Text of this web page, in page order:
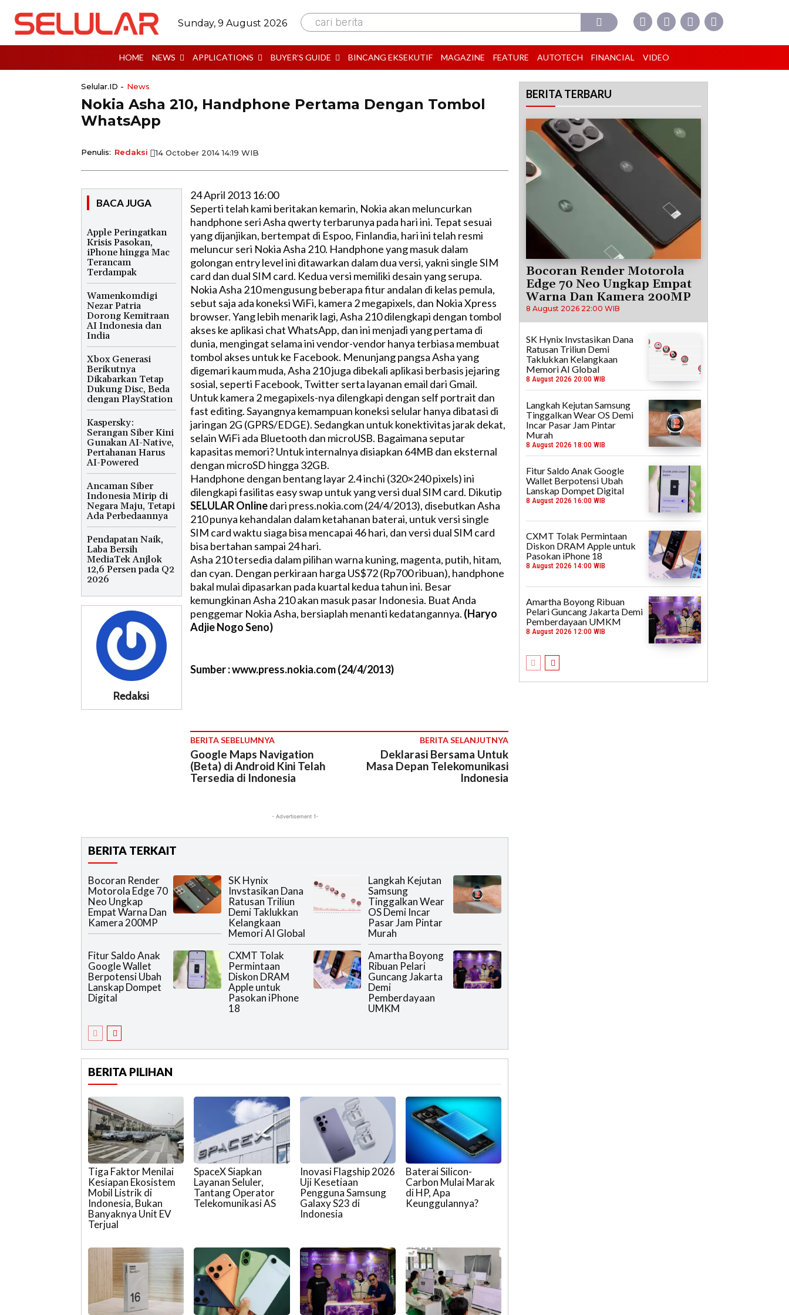
Sunday, 9 August 2026 cari berita
HOME NEWS APPLICATIONS BUYER’S GUIDE BINCANG EKSEKUTIF MAGAZINE FEATURE AUTOTECH FINANCIAL VIDEO
Selular.ID - News
Nokia Asha 210, Handphone Pertama Dengan Tombol
WhatsApp
Penulis: Redaksi 14 October 2014 14:19 WIB
BACA JUGA
Apple Peringatkan
Krisis Pasokan,
iPhone hingga Mac
Terancam
Terdampak
Wamenkomdigi
Nezar Patria
Dorong Kemitraan
AI Indonesia dan
India
Xbox Generasi
Berikutnya
Dikabarkan Tetap
Dukung Disc, Beda
dengan PlayStation
Kaspersky:
Serangan Siber Kini
Gunakan AI-Native,
Pertahanan Harus
AI-Powered
Ancaman Siber
Indonesia Mirip di
Negara Maju, Tetapi
Ada Perbedaannya
Pendapatan Naik,
Laba Bersih
MediaTek Anjlok
12,6 Persen pada Q2
2026
Redaksi
24 April 2013 16:00
Seperti telah kami beritakan kemarin, Nokia akan meluncurkan
handphone seri Asha qwerty terbarunya pada hari ini. Tepat sesuai
yang dijanjikan, bertempat di Espoo, Finlandia, hari ini telah resmi
meluncur seri Nokia Asha 210. Handphone yang masuk dalam
golongan entry level ini ditawarkan dalam dua versi, yakni single SIM
card dan dual SIM card. Kedua versi memiliki desain yang serupa.
Nokia Asha 210 mengusung beberapa fitur andalan di kelas pemula,
sebut saja ada koneksi WiFi, kamera 2 megapixels, dan Nokia Xpress
browser. Yang lebih menarik lagi, Asha 210 dilengkapi dengan tombol
akses ke aplikasi chat WhatsApp, dan ini menjadi yang pertama di
dunia, mengingat selama ini vendor-vendor hanya terbiasa membuat
tombol akses untuk ke Facebook. Menunjang pangsa Asha yang
digemari kaum muda, Asha 210 juga dibekali aplikasi berbasis jejaring
sosial, seperti Facebook, Twitter serta layanan email dari Gmail.
Untuk kamera 2 megapixels-nya dilengkapi dengan self portrait dan
fast editing. Sayangnya kemampuan koneksi selular hanya dibatasi di
jaringan 2G (GPRS/EDGE). Sedangkan untuk konektivitas jarak dekat,
selain WiFi ada Bluetooth dan microUSB. Bagaimana seputar
kapasitas memori? Untuk internalnya disiapkan 64MB dan eksternal
dengan microSD hingga 32GB.
Handphone dengan bentang layar 2.4 inchi (320×240 pixels) ini
dilengkapi fasilitas easy swap untuk yang versi dual SIM card. Dikutip
SELULAR Onlinedari press.nokia.com (24/4/2013), disebutkan Asha
210 punya kehandalan dalam ketahanan baterai, untuk versi single
SIM card waktu siaga bisa mencapai 46 hari, dan versi dual SIM card
bisa bertahan sampai 24 hari.
Asha 210 tersedia dalam pilihan warna kuning, magenta, putih, hitam,
dan cyan. Dengan perkiraan harga US$72 (Rp700 ribuan), handphone
bakal mulai dipasarkan pada kuartal kedua tahun ini. Besar
kemungkinan Asha 210 akan masuk pasar Indonesia. Buat Anda
penggemar Nokia Asha, bersiaplah menanti kedatangannya. (Haryo
Adjie Nogo Seno)
Sumber : www.press.nokia.com (24/4/2013)
BERITA SEBELUMNYA
Google Maps Navigation
(Beta) di Android Kini Telah
Tersedia di Indonesia
BERITA SELANJUTNYA
Deklarasi Bersama Untuk
Masa Depan Telekomunikasi
Indonesia
- Advertisement 1-
BERITA TERKAIT
Bocoran Render
Motorola Edge 70
Neo Ungkap
Empat Warna Dan
Kamera 200MP
SK Hynix
Invstasikan Dana
Ratusan Triliun
Demi Taklukkan
Kelangkaan
Memori AI Global
Langkah Kejutan
Samsung
Tinggalkan Wear
OS Demi Incar
Pasar Jam Pintar
Murah
Fitur Saldo Anak
Google Wallet
Berpotensi Ubah
Lanskap Dompet
Digital
CXMT Tolak
Permintaan
Diskon DRAM
Apple untuk
Pasokan iPhone
18
Amartha Boyong
Ribuan Pelari
Guncang Jakarta
Demi
Pemberdayaan
UMKM
BERITA PILIHAN
Tiga Faktor Menilai
Kesiapan Ekosistem
Mobil Listrik di
Indonesia, Bukan
Banyaknya Unit EV
Terjual
SpaceX Siapkan
Layanan Seluler,
Tantang Operator
Telekomunikasi AS
Inovasi Flagship 2026
Uji Kesetiaan
Pengguna Samsung
Galaxy S23 di
Indonesia
Baterai Silicon-
Carbon Mulai Marak
di HP, Apa
Keunggulannya?
BERITA TERBARU
Bocoran Render Motorola
Edge 70 Neo Ungkap Empat
Warna Dan Kamera 200MP
8 August 2026 22:00 WIB
SK Hynix Invstasikan Dana
Ratusan Triliun Demi
Taklukkan Kelangkaan
Memori AI Global
8 August 2026 20:00 WIB
Langkah Kejutan Samsung
Tinggalkan Wear OS Demi
Incar Pasar Jam Pintar
Murah
8 August 2026 18:00 WIB
Fitur Saldo Anak Google
Wallet Berpotensi Ubah
Lanskap Dompet Digital
8 August 2026 16:00 WIB
CXMT Tolak Permintaan
Diskon DRAM Apple untuk
Pasokan iPhone 18
8 August 2026 14:00 WIB
Amartha Boyong Ribuan
Pelari Guncang Jakarta Demi
Pemberdayaan UMKM
8 August 2026 12:00 WIB